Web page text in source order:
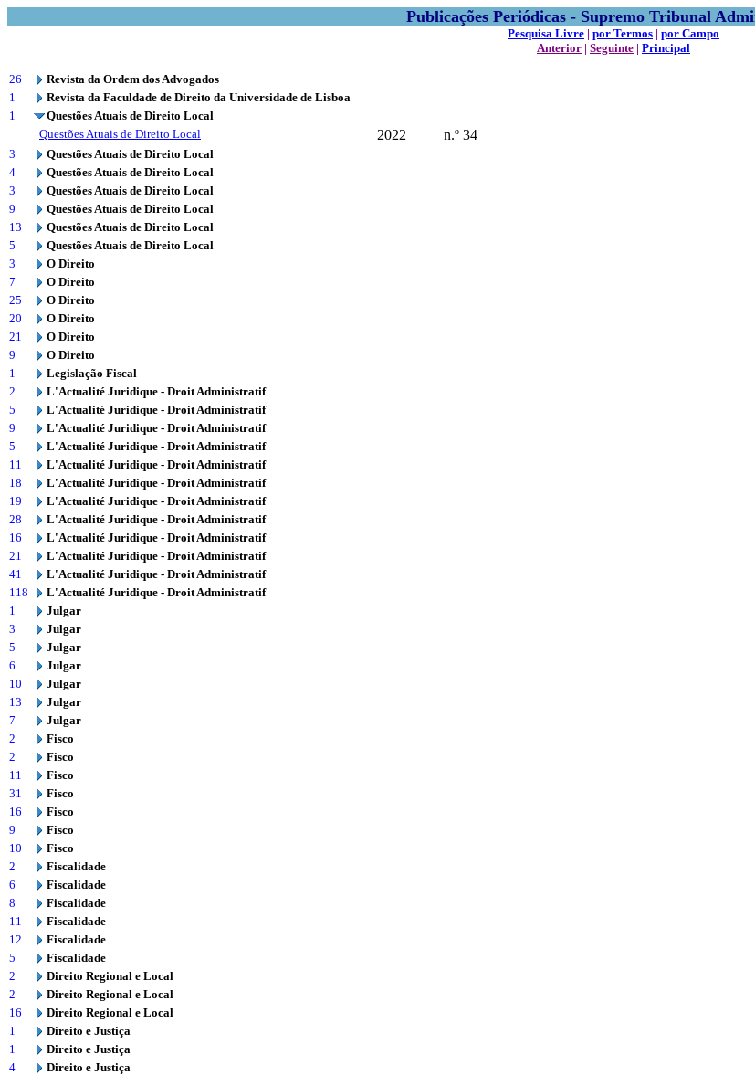
Publicações Periódicas - Supremo Tribunal
Pesquisa Livre | por Termos | por Campo
Anterior | Seguinte | Principal
26
Revista da Ordem dos Advogados
1
Revista da Faculdade de Direito da Universidade de Lisboa
1
Questões Atuais de Direito Local
Questões Atuais de Direito Local
2022 n.º 34
3
Questões Atuais de Direito Local
4
Questões Atuais de Direito Local
3
Questões Atuais de Direito Local
9
Questões Atuais de Direito Local
13
Questões Atuais de Direito Local
5
Questões Atuais de Direito Local
3
O Direito
7
O Direito
25
O Direito
20
O Direito
21
O Direito
9
O Direito
1
Legislação Fiscal
2
L'Actualité Juridique - Droit Administratif
5
L'Actualité Juridique - Droit Administratif
9
L'Actualité Juridique - Droit Administratif
5
L'Actualité Juridique - Droit Administratif
11
L'Actualité Juridique - Droit Administratif
18
L'Actualité Juridique - Droit Administratif
19
L'Actualité Juridique - Droit Administratif
28
L'Actualité Juridique - Droit Administratif
16
L'Actualité Juridique - Droit Administratif
21
L'Actualité Juridique - Droit Administratif
41
L'Actualité Juridique - Droit Administratif
118
L'Actualité Juridique - Droit Administratif
1
Julgar
3
Julgar
5
Julgar
6
Julgar
10
Julgar
13
Julgar
7
Julgar
2
Fisco
2
Fisco
11
Fisco
31
Fisco
16
Fisco
9
Fisco
10
Fisco
2
Fiscalidade
6
Fiscalidade
8
Fiscalidade
11
Fiscalidade
12
Fiscalidade
5
Fiscalidade
2
Direito Regional e Local
2
Direito Regional e Local
16
Direito Regional e Local
1
Direito e Justiça
1
Direito e Justiça
4
Direito e Justiça